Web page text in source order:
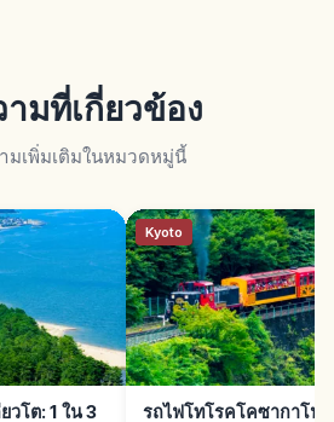
มที่เกี่ยวข้อง
มเพิ่มเติมในหมวดหมู่นี้
วโต: 1 ใน 3
Kyoto
รถไฟโทโรคโคซากาโนะ